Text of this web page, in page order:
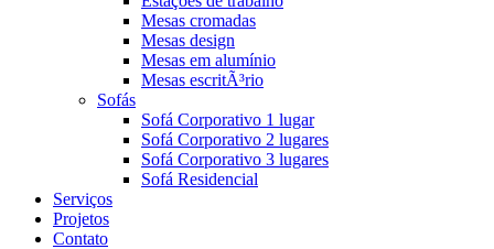
Mesas cromadas
Mesas design
Mesas em alumínio
Mesas escritÃ³rio
Sofás
Sofá Corporativo 1 lugar
Sofá Corporativo 2 lugares
Sofá Corporativo 3 lugares
Sofá Residencial
Serviços
Projetos
Contato